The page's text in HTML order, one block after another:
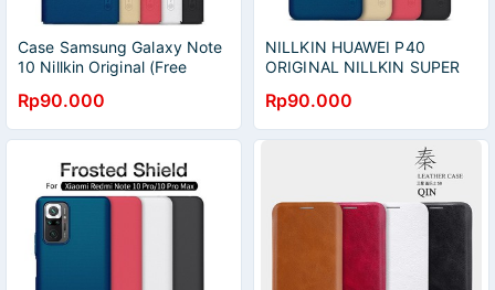
Case Samsung Galaxy Note
10 Nillkin Original (Free
Rp90.000
NILLKIN HUAWEI P40
ORIGINAL NILLKIN SUPER
Rp90.000